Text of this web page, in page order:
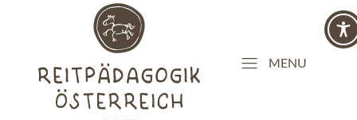
MENU